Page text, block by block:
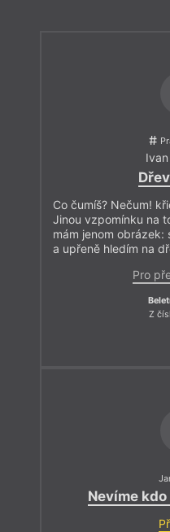
Co čumíš? Nečum!
Jinou vzpomínku na
mám jenom obrázek:
a upřeně hledím na
Pro
Z
Nevíme